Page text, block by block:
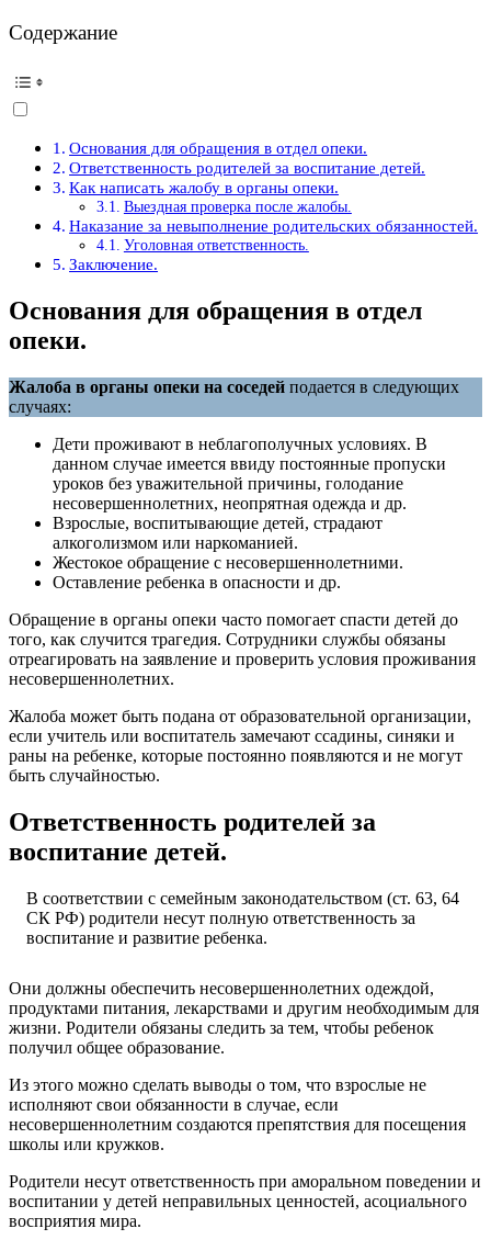
Содержание
Основания для обращения в отдел опеки.
Ответственность родителей за воспитание детей.
Как написать жалобу в органы опеки.
Выездная проверка после жалобы.
Наказание за невыполнение родительских обязанностей.
Уголовная ответственность.
Заключение.
Основания для обращения в отдел
опеки.
Жалоба в органы опеки на соседей подается в следующих
случаях:
Дети проживают в неблагополучных условиях. В
данном случае имеется ввиду постоянные пропуски
уроков без уважительной причины, голодание
несовершеннолетних, неопрятная одежда и др.
Взрослые, воспитывающие детей, страдают
алкоголизмом или наркоманией.
Жестокое обращение с несовершеннолетними.
Оставление ребенка в опасности и др.
Обращение в органы опеки часто помогает спасти детей до
того, как случится трагедия. Сотрудники службы обязаны
отреагировать на заявление и проверить условия проживания
несовершеннолетних.
Жалоба может быть подана от образовательной организации,
если учитель или воспитатель замечают ссадины, синяки и
раны на ребенке, которые постоянно появляются и не могут
быть случайностью.
Ответственность родителей за
воспитание детей.
В соответствии с семейным законодательством (ст. 63, 64
СК РФ) родители несут полную ответственность за
воспитание и развитие ребенка.
Они должны обеспечить несовершеннолетних одеждой,
продуктами питания, лекарствами и другим необходимым для
жизни. Родители обязаны следить за тем, чтобы ребенок
получил общее образование.
Из этого можно сделать выводы о том, что взрослые не
исполняют свои обязанности в случае, если
несовершеннолетним создаются препятствия для посещения
школы или кружков.
Родители несут ответственность при аморальном поведении и
воспитании у детей неправильных ценностей, асоциального
восприятия мира.